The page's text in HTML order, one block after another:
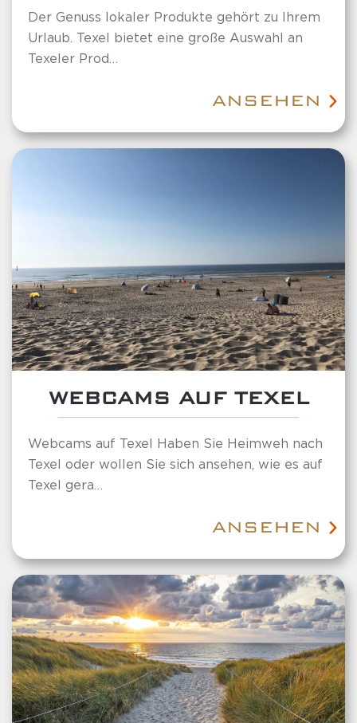
Der Genuss lokaler Produkte gehört zu Ihrem
Urlaub. Texel bietet eine große Auswahl an
Texeler Prod…
ANSEHEN
WEBCAMS AUF TEXEL
Webcams auf Texel Haben Sie Heimweh nach
Texel oder wollen Sie sich ansehen, wie es auf
Texel gera…
ANSEHEN